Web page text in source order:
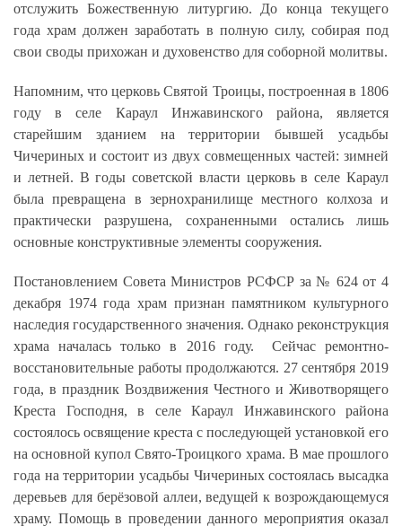
отслужить Божественную литургию. До конца текущего
года храм должен заработать в полную силу, собирая под
свои своды прихожан и духовенство для соборной молитвы.
Напомним, что церковь Святой Троицы, построенная в 1806
году в селе Караул Инжавинского района, является
старейшим зданием на территории бывшей усадьбы
Чичериных и состоит из двух совмещенных частей: зимней
и летней. В годы советской власти церковь в селе Караул
была превращена в зернохранилище местного колхоза и
практически разрушена, сохраненными остались лишь
основные конструктивные элементы сооружения.
Постановлением Совета Министров РСФСР за № 624 от 4
декабря 1974 года храм признан памятником культурного
наследия государственного значения. Однако реконструкция
храма началась только в 2016 году. Сейчас ремонтно-
восстановительные работы продолжаются. 27 сентября 2019
года, в праздник Воздвижения Честного и Животворящего
Креста Господня, в селе Караул Инжавинского района
состоялось освящение креста с последующей установкой его
на основной купол Свято-Троицкого храма. В мае прошлого
года на территории усадьбы Чичериных состоялась высадка
деревьев для берёзовой аллеи, ведущей к возрождающемуся
храму. Помощь в проведении данного мероприятия оказал